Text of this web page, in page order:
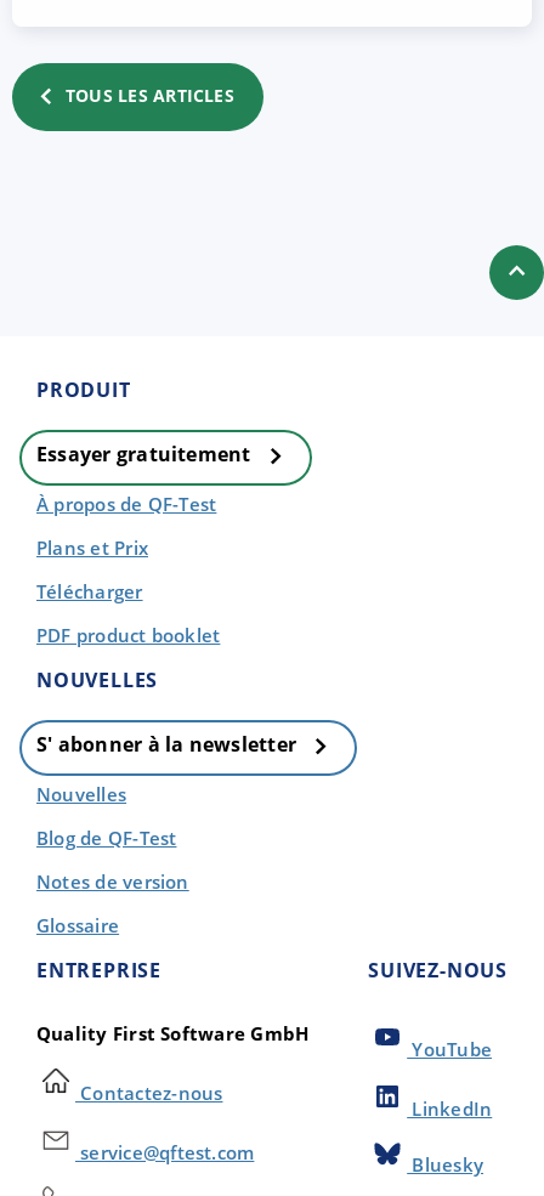
TOUS LES ARTICLES
PRODUIT
Essayer gratuitement
À propos de QF-Test
Plans et Prix
Télécharger
PDF product booklet
NOUVELLES
S' abonner à la newsletter
Nouvelles
Blog de QF-Test
Notes de version
Glossaire
ENTREPRISE
Quality First Software GmbH
Contactez-nous
service@qftest.com
SUIVEZ-NOUS
YouTube
LinkedIn
Bluesky